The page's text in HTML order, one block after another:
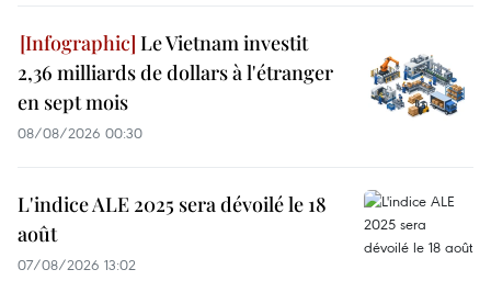
Le Vietnam investit
2,36 milliards de dollars à l'étranger
en sept mois
08/08/2026 00:30
L'indice ALE 2025 sera dévoilé le 18
août
07/08/2026 13:02